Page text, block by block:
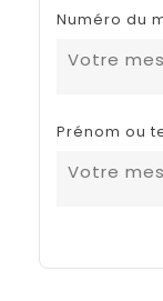
Numéro du
Prénom ou